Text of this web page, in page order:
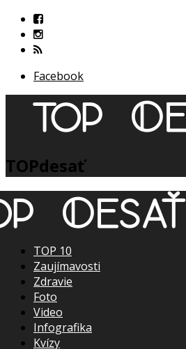
Facebook
TOPdesať
TOP 10
Zaujímavosti
Zdravie
Foto
Video
Infografika
Kvízy